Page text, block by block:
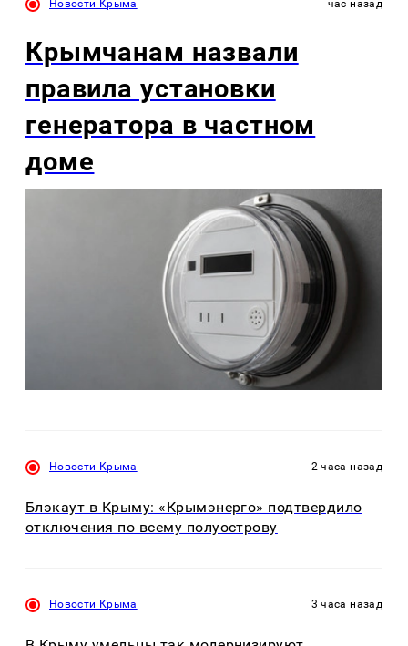
Новости Крыма час назад
Крымчанам назвали
правила установки
генератора в частном
доме
Новости Крыма 2 часа назад
Блэкаут в Крыму: «Крымэнерго» подтвердило
отключения по всему полуострову
Новости Крыма 3 часа назад